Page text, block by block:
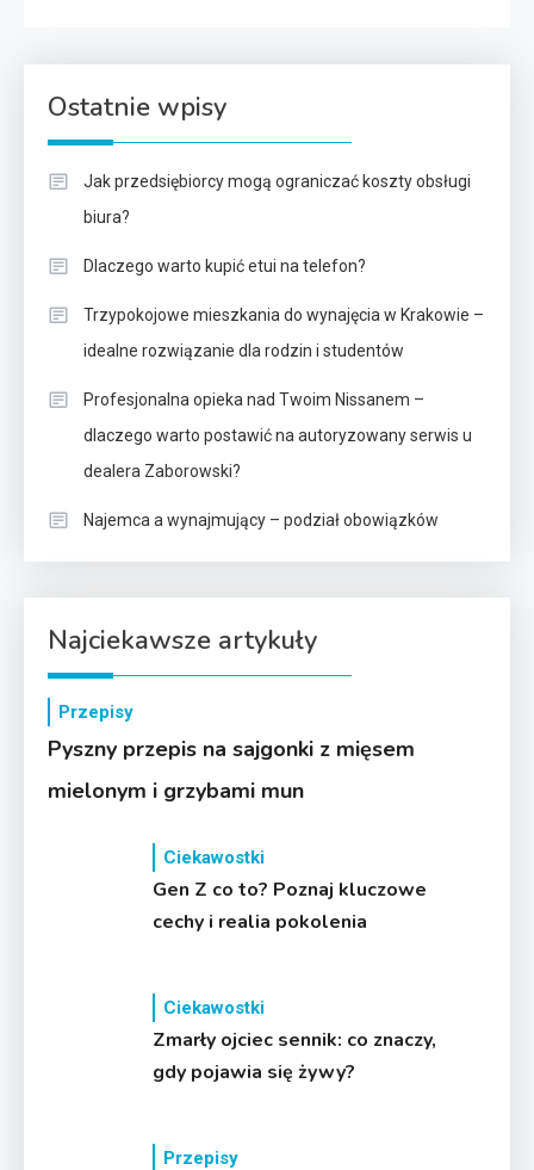
Ostatnie wpisy
Jak przedsiębiorcy mogą ograniczać koszty obsługi
biura?
Dlaczego warto kupić etui na telefon?
Trzypokojowe mieszkania do wynajęcia w Krakowie –
idealne rozwiązanie dla rodzin i studentów
Profesjonalna opieka nad Twoim Nissanem –
dlaczego warto postawić na autoryzowany serwis u
dealera Zaborowski?
Najemca a wynajmujący – podział obowiązków
Najciekawsze artykuły
Przepisy
Pyszny przepis na sajgonki z mięsem
mielonym i grzybami mun
Ciekawostki
Gen Z co to? Poznaj kluczowe
cechy i realia pokolenia
Ciekawostki
Zmarły ojciec sennik: co znaczy,
gdy pojawia się żywy?
Przepisy